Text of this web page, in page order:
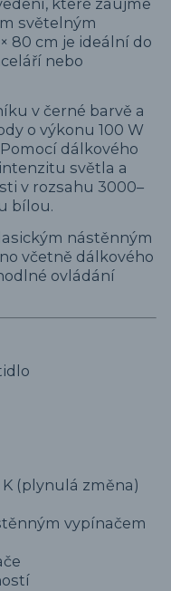
světelným
80 cm je ideální do
nebo
v černé barvě a
o výkonu 100 W
dálkového
světla a
v rozsahu 3000–
bílou.
nástěnným
včetně dálkového
ovládání
(plynulá změna)
vypínačem